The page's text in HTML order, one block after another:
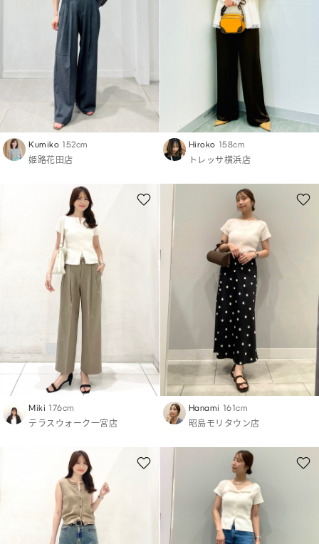
Kumiko 152cm
姫路花田店
Hiroko 158cm
トレッサ横浜店
Miki 176cm
テラスウォーク一宮店
Hanami 161cm
昭島モリタウン店